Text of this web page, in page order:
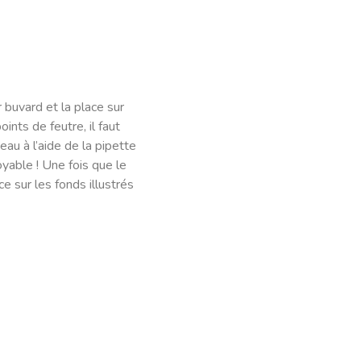
buvard et la place sur
de feutre, il faut
à l’aide de la pipette
! Une fois que le
sur les fonds illustrés